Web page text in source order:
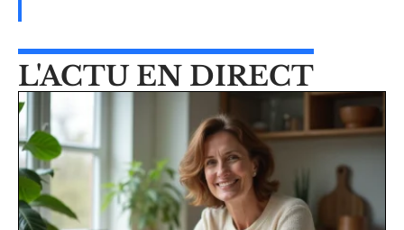
L'ACTU EN DIRECT